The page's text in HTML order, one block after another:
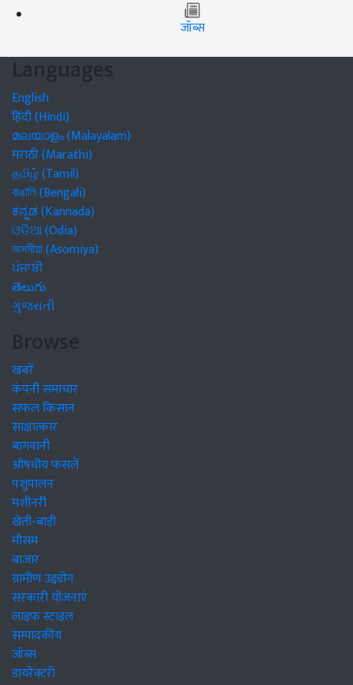
जॉब्स
Languages
English
हिंदी (Hindi)
മലയാളം (Malayalam)
मराठी (Marathi)
தமிழ் (Tamil)
বাঙালি (Bengali)
ಕನ್ನಡ (Kannada)
ଓଡିଆ (Odia)
অসমীয়া (Asomiya)
ਪੰਜਾਬੀ
తెలుగు
ગુજરાતી
Browse
खबरें
कंपनी समाचार
सफल किसान
साक्षात्कार
बागवानी
औषधीय फसलें
पशुपालन
मशीनरी
खेती-बाड़ी
मौसम
बाजार
ग्रामीण उद्द्योग
सरकारी योजनाएं
लाइफ स्टाइल
सम्पादकीय
जॉब्स
डायरेक्टरी